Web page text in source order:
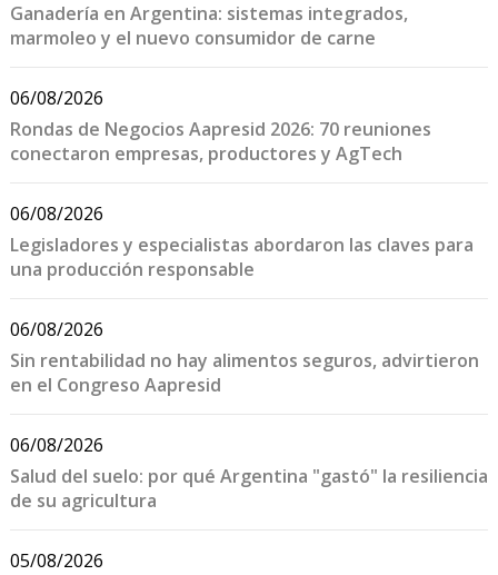
Ganadería en Argentina: sistemas integrados,
marmoleo y el nuevo consumidor de carne
06/08/2026
Rondas de Negocios Aapresid 2026: 70 reuniones
conectaron empresas, productores y AgTech
06/08/2026
Legisladores y especialistas abordaron las claves para
una producción responsable
06/08/2026
Sin rentabilidad no hay alimentos seguros, advirtieron
en el Congreso Aapresid
06/08/2026
Salud del suelo: por qué Argentina "gastó" la resiliencia
de su agricultura
05/08/2026